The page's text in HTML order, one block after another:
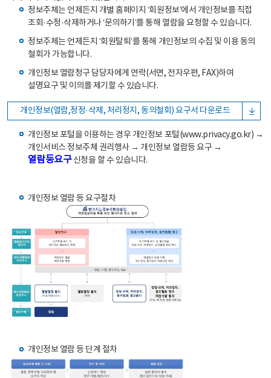
정보주체는 언제든지 개별 홈페이지 ‘회원정보’에서 개인정보를 직접
조회·수정·삭제하거나 ‘문의하기’를 통해 열람을 요청할 수 있습니다.
정보주체는 언제든지 ‘회원탈퇴’를 통해 개인정보의 수집 및 이용 동의
철회가 가능합니다.
개인정보 열람청구 담당자에게 연락(서면, 전자우편, FAX)하여
설명요구 및 이의를 제기할 수 있습니다.
개인정보(열람,정정·삭제, 처리정지, 동의철회) 요구서 다운로드
개인정보 포털을 이용하는 경우 개인정보 포털(www.privacy.go.kr) →
개인서비스 정보주체 권리행사 → 개인정보 열람등 요구 →
열람등요구신청을 할 수 있습니다.
개인정보 열람 등 요구절차
개인정보 열람 등 단계 절차